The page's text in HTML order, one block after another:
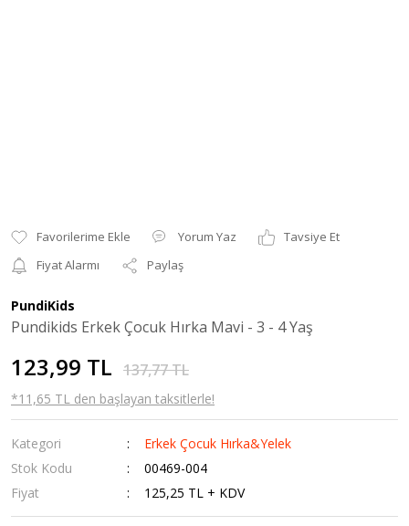
Yorum Yaz
Tavsiye Et
Fiyat Alarmı
Paylaş
PundiKids
Pundikids Erkek Çocuk Hırka Mavi - 3 - 4 Yaş
123,99 TL 137,77 TL
*11,65 TL den başlayan taksitlerle!
Kategori
Erkek Çocuk Hırka&Yelek
Stok Kodu
00469-004
Fiyat
125,25 TL + KDV